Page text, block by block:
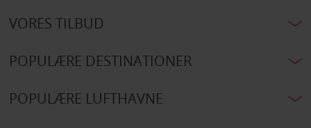
VORES TILBUD
POPULÆRE DESTINATIONER
POPULÆRE LUFTHAVNE